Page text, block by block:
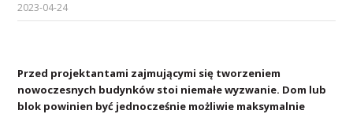
2023-04-24
Przed projektantami zajmującymi się tworzeniem
nowoczesnych budynków stoi niemałe wyzwanie. Dom lub
blok powinien być jednocześnie możliwie maksymalnie